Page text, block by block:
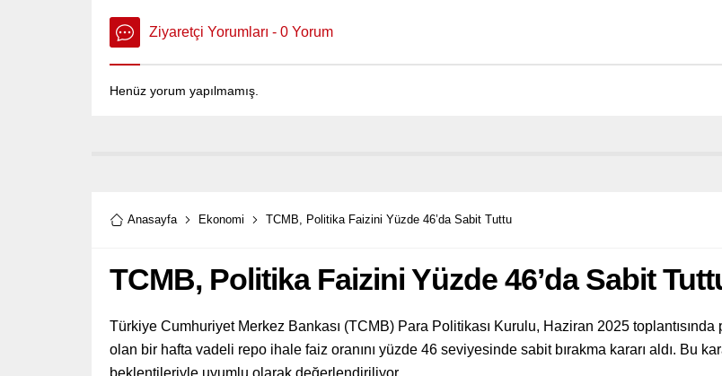
Ziyaretçi Yorumları - 0 Yorum
Henüz yorum yapılmamış.
Anasayfa Ekonomi TCMB, Politika Faizini Yüzde 46’da Sabit Tuttu
TCMB, Politika Faizini Yüzde 46’da Sabit
Türkiye Cumhuriyet Merkez Bankası (TCMB) Para Politikası Kurulu, Haziran 2025 toplantısında
olan bir hafta vadeli repo ihale faiz oranını yüzde 46 seviyesinde sabit bırakma kararı aldı. Bu
beklentileriyle uyumlu olarak değerlendiriliyor.